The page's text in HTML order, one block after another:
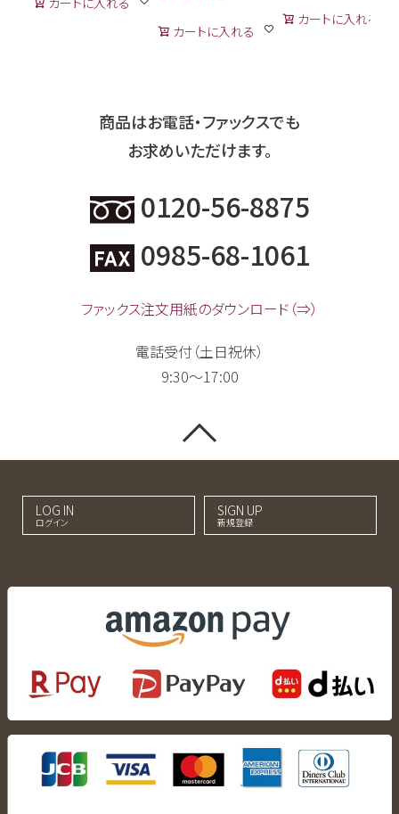
カートに入れる
カートに入れる
商品はお電話・ファックスでも
お求めいただけます。
0120-56-8875
0985-68-1061
ファックス注文用紙のダウンロード（⇒）
電話受付（土日祝休）
9:30～17:00
LOG IN
ログイン
SIGN UP
新規登録